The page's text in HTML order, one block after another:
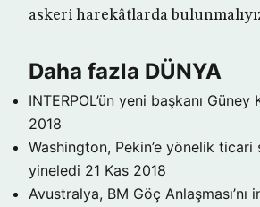
askeri harekâtlarda
Daha fazla DÜNYA
INTERPOL’ün yeni başkanı Güney
2018
Washington, Pekin’e yönelik ticari
yineledi 21 Kas 2018
Avustralya, BM Göç Anlaşması’nı